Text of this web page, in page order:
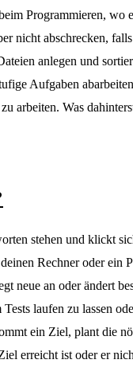
Programmieren, wo
nicht abschrecken,
anlegen und
Aufgaben
arbeiten. Was
stehen und klickt
Rechner oder ein
neue an oder ändert
laufen zu lassen
ein Ziel, plant die
erreicht ist oder er